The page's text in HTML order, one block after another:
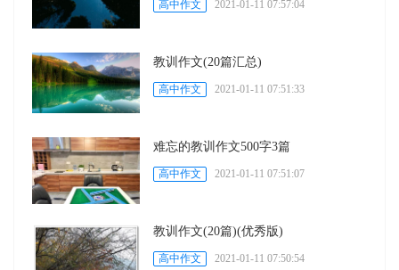
高中作文 2021-01-11 07:57:04
教训作文(20篇汇总)
高中作文 2021-01-11 07:51:33
难忘的教训作文500字3篇
高中作文 2021-01-11 07:51:07
教训作文(20篇)(优秀版)
高中作文 2021-01-11 07:50:54